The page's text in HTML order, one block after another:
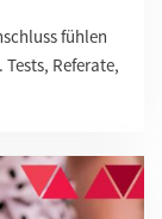
fühlen
Referate,